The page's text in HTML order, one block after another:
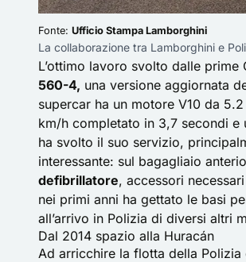
Fonte: Ufficio Stampa Lamborghini
La collaborazione tra Lamborghini e
L’ottimo lavoro svolto dalle
560-4, una versione aggiornata
supercar ha un motore V10 da
km/h completato in 3,7 secondi e
ha svolto il suo servizio,
interessante: sul bagagliaio
defibrillatore, accessori
nei primi anni ha gettato le basi
all’arrivo in Polizia di diversi altri
Dal 2014 spazio alla Huracán
Ad arricchire la flotta della